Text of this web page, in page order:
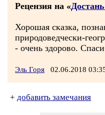
Рецензия на «
Хорошая сказка,
природоведчески-
- очень здорово.
Эль Горя 02.06.2018
+ добавить замечания